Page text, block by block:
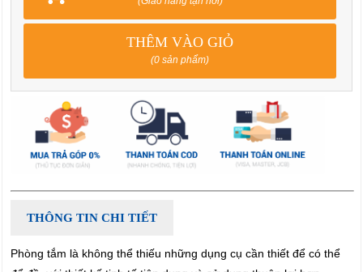
THÊM VÀO GIỎ
(0 sản phẩm)
THÔNG TIN CHI TIẾT
Phòng tắm là không thể thiếu những dụng cụ cần thiết để có thể